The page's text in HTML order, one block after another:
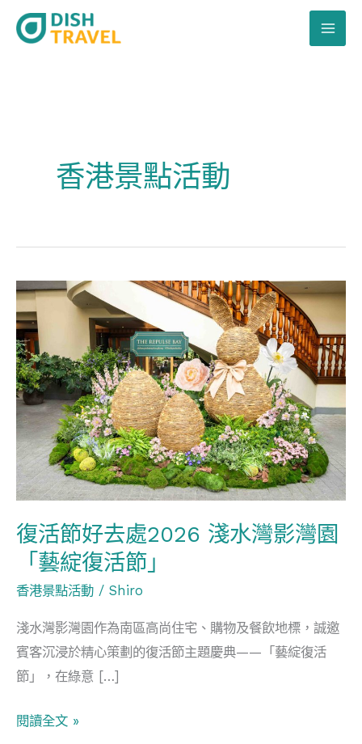
香港景點活動
復活節好去處2026 淺水灣影灣園
「藝綻復活節」
香港景點活動 / Shiro
淺水灣影灣園作為南區高尚住宅、購物及餐飲地標，誠邀
賓客沉浸於精心策劃的復活節主題慶典——「藝綻復活
節」，在綠意 […]
復
活
節
好
去
處
2026
淺
水
影
園
綻
復
活
閱讀全文 »